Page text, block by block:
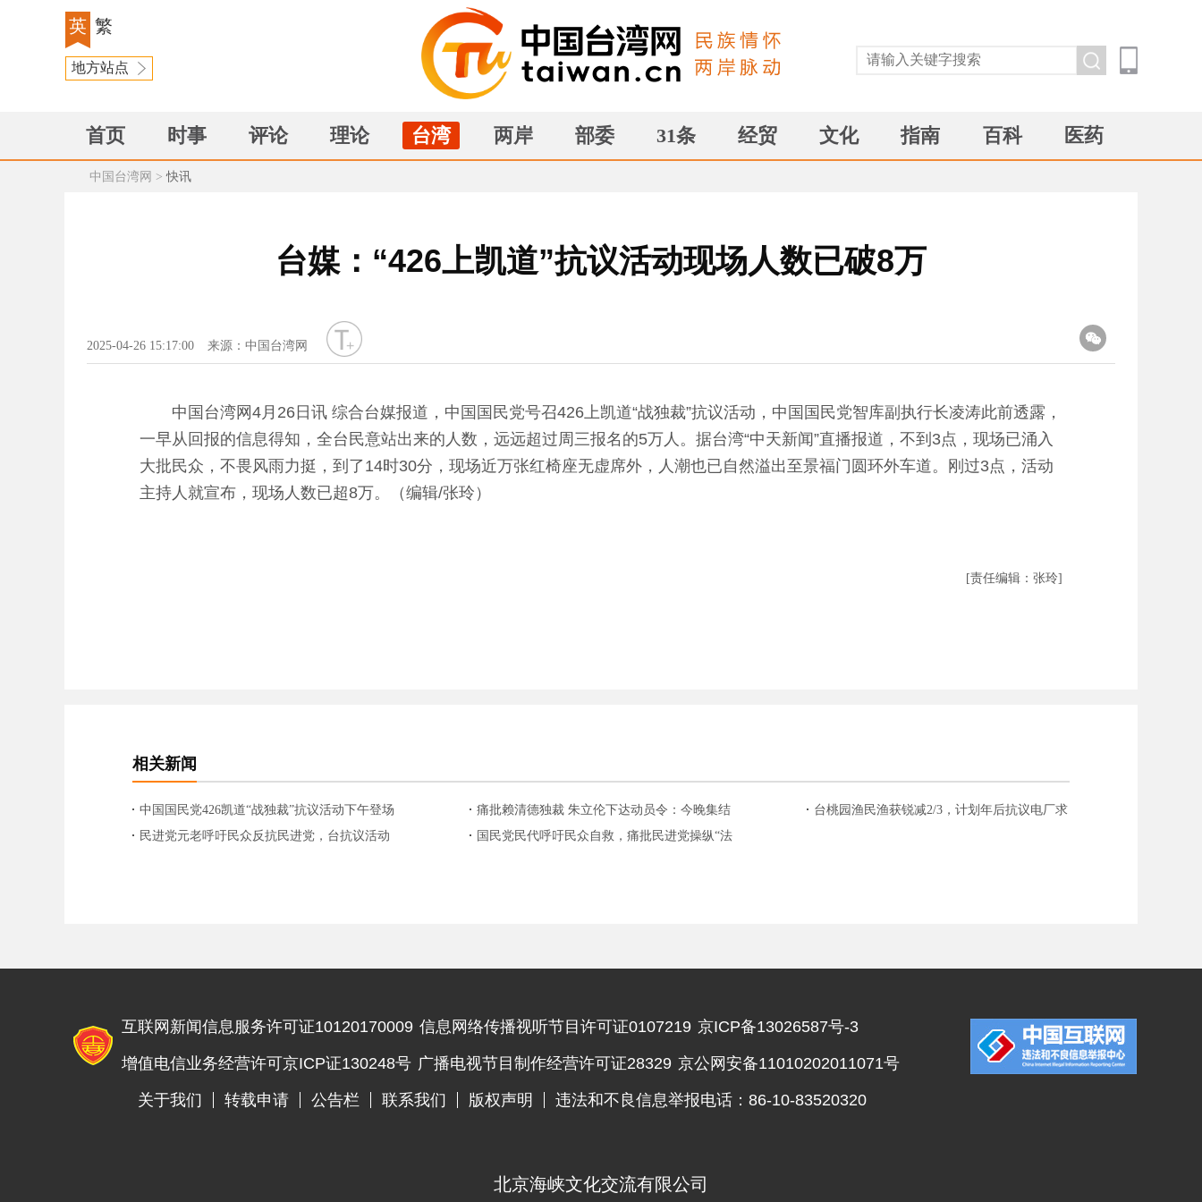
英 繁
地方站点
首页 时事 评论 理论 台湾 两岸 部委 31条 经贸 文化 指南 百科 医药
中国台湾网 >快讯
台媒：“426上凯道”抗议活动现场人数已破8万
2025-04-26 15:17:00 来源：中国台湾网
字号
中国台湾网4月26日讯 综合台媒报道，中国国民党号召426上凯道“战独裁”抗议活动，中国国民党智库副执行长凌涛此前透露，
一早从回报的信息得知，全台民意站出来的人数，远远超过周三报名的5万人。据台湾“中天新闻”直播报道，不到3点，现场已涌入
大批民众，不畏风雨力挺，到了14时30分，现场近万张红椅座无虚席外，人潮也已自然溢出至景福门圆环外车道。刚过3点，活动
主持人就宣布，现场人数已超8万。（编辑/张玲）
[责任编辑：张玲]
相关新闻
中国国民党426凯道“战独裁”抗议活动下午登场
蓝预估“远超5万人”
痛批赖清德独裁 朱立伦下达动员令：今晚集结
抗议台检调清算“在野”
台桃园渔民渔获锐减2/3，计划年后抗议电厂求
民进党元老呼吁民众反抗民进党，台抗议活动
国民党民代呼吁民众自救，痛批民进党操纵“法
互联网新闻信息服务许可证10120170009 信息网络传播视听节目许可证0107219 京ICP备13026587号-3
增值电信业务经营许可京ICP证130248号 广播电视节目制作经营许可证28329 京公网安备11010202011071号
关于我们 转载申请 公告栏 联系我们 版权声明 违法和不良信息举报电话：86-10-83520320
违法和不良信息举报电话
北京海峡文化交流有限公司